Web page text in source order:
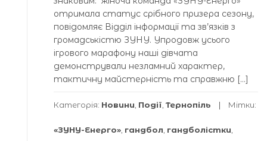
отримала статус срібного призера сезону,
повідомляє Відділ інформації та зв’язків з
громадськістю ЗУНУ. Упродовж усього
ігрового марафону наші дівчата
демонстрували незламний характер,
тактичну майстерність та справжню […]
Категорія: Новини Події Тернопіль Мітки:
«ЗУНУ-Енерго» гандбол гандболістки